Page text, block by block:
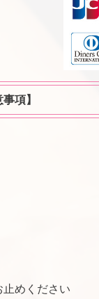
項】
止めください